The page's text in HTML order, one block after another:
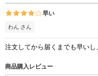
早い
わん さん
注文してから届くまでも早いし
商品購入レビュー